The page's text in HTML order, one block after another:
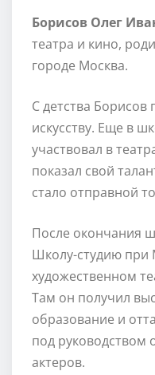
Борисов Олег
театра и кино,
городе Москва.
С детства Борисов
искусству. Еще в
участвовал в
показал свой
стало отправной
После окончания
Школу-студию при
художественном
Там он получил
образование и
под руководством
актеров.